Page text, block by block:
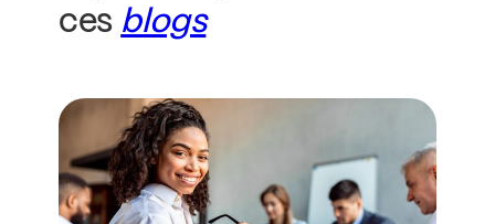
ces blogs